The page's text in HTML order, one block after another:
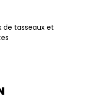
de tasseaux et